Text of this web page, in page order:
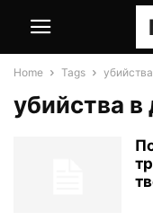
Home Tags
убийства